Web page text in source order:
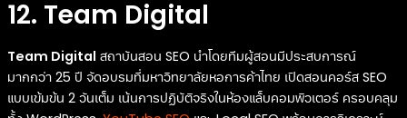
12. Team Digital
Team Digital สถาบันสอน SEO นำโดยทีมผู้สอนมีประสบการณ์
มากกว่า 25 ปี จัดอบรมที่มหาวิทยาลัยหอการค้าไทย เปิดสอนคอร์ส SEO
แบบเข้มข้น 2 วันเต็ม เน้นการปฏิบัติจริงในห้องแล็บคอมพิวเตอร์ ครอบคลุม